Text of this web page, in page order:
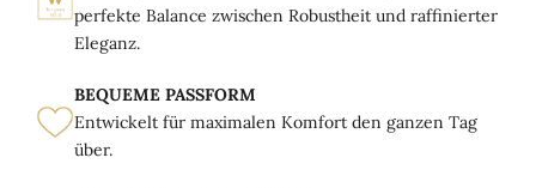
perfekte Balance zwischen Robustheit und raffinierter
Eleganz.
BEQUEME PASSFORM
Entwickelt für maximalen Komfort den ganzen Tag
über.